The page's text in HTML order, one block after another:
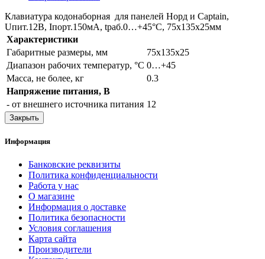
Клавиатура кодонаборная для панелей Норд и Captain,
Uпит.12В, Iпорт.150мА, tраб.0…+45°С, 75х135х25мм
Характеристики
Габаритные размеры, мм
75х135х25
Диапазон рабочих температур, °С 0…+45
Масса, не более, кг
0.3
Напряжение питания, B
- от внешнего источника питания 12
Закрыть
Информация
Банковские реквизиты
Политика конфиденциальности
Работа у нас
О магазине
Информация о доставке
Политика безопасности
Условия соглашения
Карта сайта
Производители